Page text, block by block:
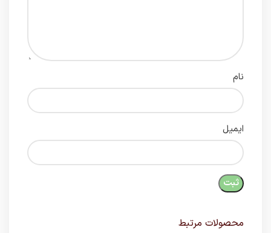
نام
ایمیل
محصولات مرتبط